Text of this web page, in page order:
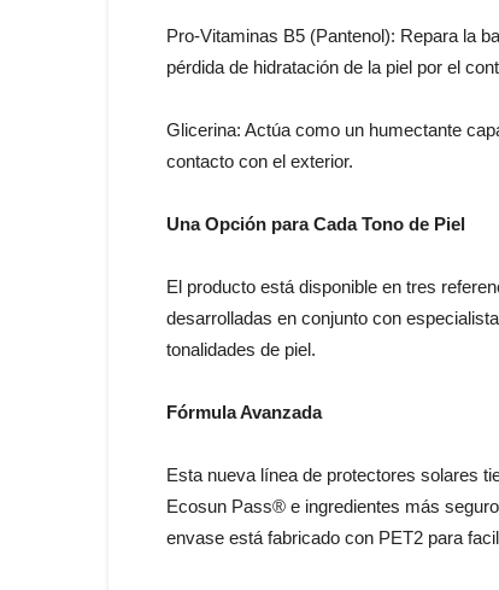
Pro-Vitaminas B5 (Pantenol): Repara la
pérdida de hidratación de la piel por el
Glicerina: Actúa como un humectante
contacto con el exterior.
Una Opción para Cada Tono de Piel
El producto está disponible en tres
desarrolladas en conjunto con
tonalidades de piel.
Fórmula Avanzada
Esta nueva línea de protectores solares
Ecosun Pass® e ingredientes más
envase está fabricado con PET2 para